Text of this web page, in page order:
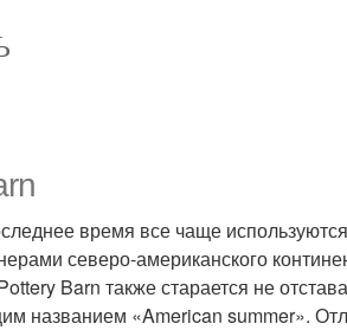
время все чаще
северо-американского
Barn также старается не
названием «American summer».